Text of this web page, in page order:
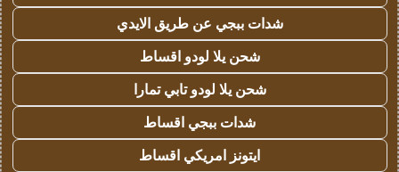
شدات ببجي عن طريق الايدي
شحن يلا لودو اقساط
شحن يلا لودو تابي تمارا
شدات ببجي اقساط
ايتونز امريكي اقساط